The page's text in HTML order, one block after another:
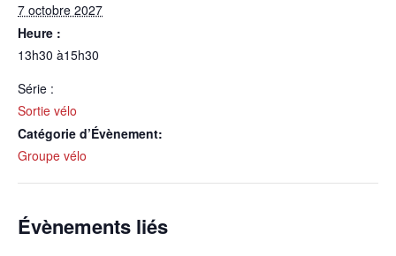
7 octobre 2027
Heure :
13h30 à15h30
Série :
Sortie vélo
Catégorie d’Évènement:
Groupe vélo
Évènements liés